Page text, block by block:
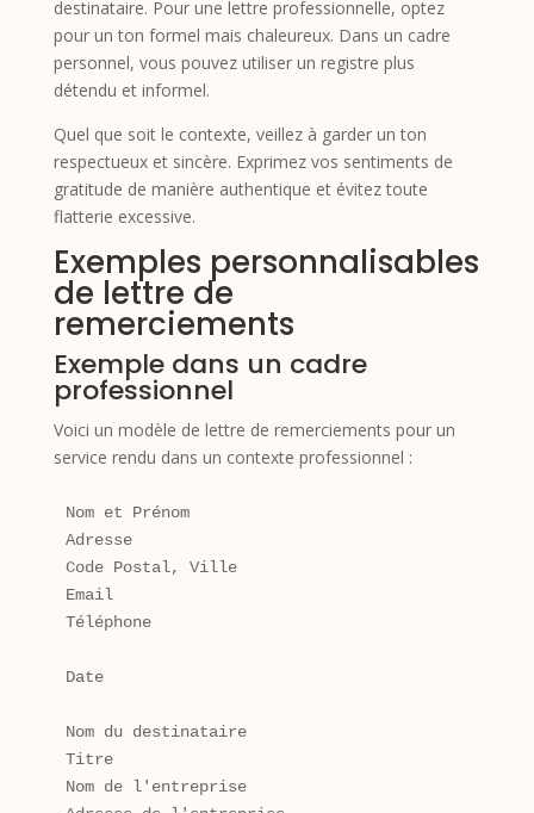
destinataire. Pour une lettre professionnelle, optez
pour un ton formel mais chaleureux. Dans un cadre
personnel, vous pouvez utiliser un registre plus
détendu et informel.
Quel que soit le contexte, veillez à garder un ton
respectueux et sincère. Exprimez vos sentiments de
gratitude de manière authentique et évitez toute
flatterie excessive.
Exemples personnalisables
de lettre de
remerciements
Exemple dans un cadre
professionnel
Voici un modèle de lettre de remerciements pour un
service rendu dans un contexte professionnel :
Nom et Prénom
Adresse
Code Postal, Ville
Email
Téléphone
Date
Nom du destinataire
Titre
Nom de l'entreprise